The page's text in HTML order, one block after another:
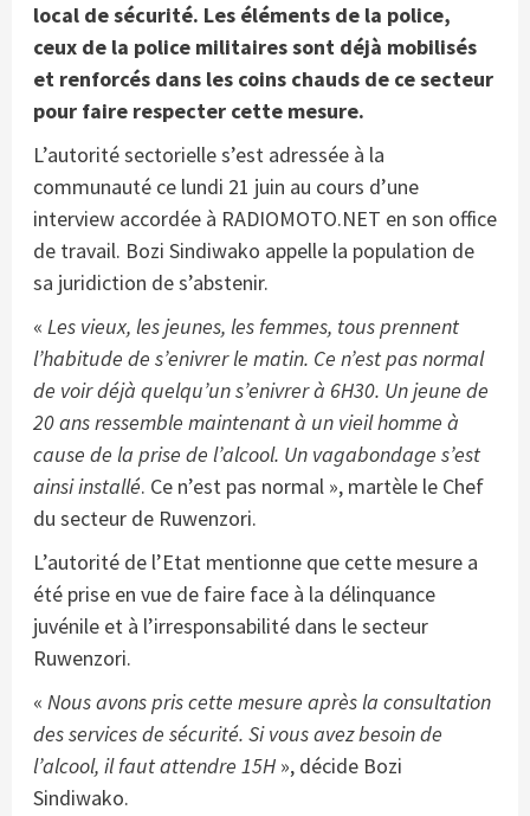
local de sécurité. Les éléments de la police,
ceux de la police militaires sont déjà mobilisés
et renforcés dans les coins chauds de ce secteur
pour faire respecter cette mesure.
L’autorité sectorielle s’est adressée à la
communauté ce lundi 21 juin au cours d’une
interview accordée à RADIOMOTO.NET en son office
de travail. Bozi Sindiwako appelle la population de
sa juridiction de s’abstenir.
« Les vieux, les jeunes, les femmes, tous prennent
l’habitude de s’enivrer le matin. Ce n’est pas normal
de voir déjà quelqu’un s’enivrer à 6H30. Un jeune de
20 ans ressemble maintenant à un vieil homme à
cause de la prise de l’alcool. Un vagabondage s’est
ainsi installé. Ce n’est pas normal », martèle le Chef
du secteur de Ruwenzori.
L’autorité de l’Etat mentionne que cette mesure a
été prise en vue de faire face à la délinquance
juvénile et à l’irresponsabilité dans le secteur
Ruwenzori.
« Nous avons pris cette mesure après la consultation
des services de sécurité. Si vous avez besoin de
l’alcool, il faut attendre 15H », décide Bozi
Sindiwako.